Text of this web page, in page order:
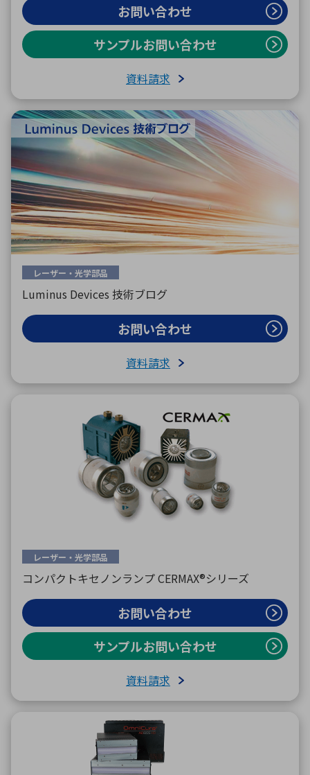
お問い合わせ
サンプルお問い合わせ
資料請求
レーザー・光学部品
Luminus Devices 技術ブログ
お問い合わせ
資料請求
レーザー・光学部品
コンパクトキセノンランプ CERMAX®シリーズ
お問い合わせ
サンプルお問い合わせ
資料請求